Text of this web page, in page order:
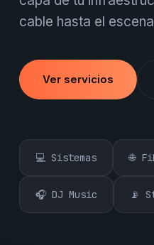
cable hasta el
Ver servicios
💻 Sistemas 🌐
🎧 DJ Music 📡